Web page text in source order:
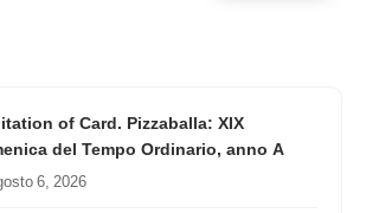
of Card. Pizzaballa: XIX
del Tempo Ordinario, anno A
6, 2026